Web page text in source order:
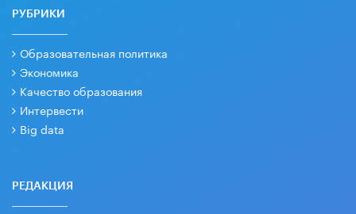
РУБРИКИ
Образовательная политика
Экономика
Качество образования
Интервести
Big data
РЕДАКЦИЯ